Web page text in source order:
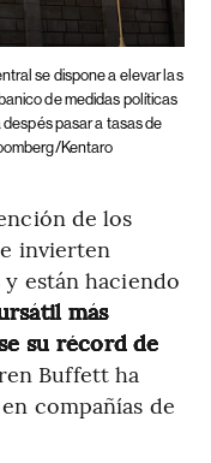
se dispone a elevar las
de medidas políticas
pasar a tasas de
Kentaro
de los
invierten
están haciendo
más
su récord de
Buffett ha
compañías de